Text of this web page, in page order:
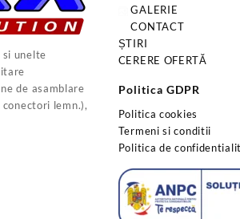
unelte
de asamblare
lemn.),
GALERIE
CONTACT
ȘTIRI
CERERE OFERTĂ
Politica GDPR
Politica cookies
Termeni si conditii
Politica de